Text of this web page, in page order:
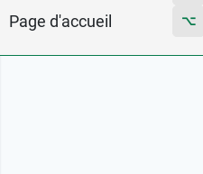
Page d'accueil ⌥